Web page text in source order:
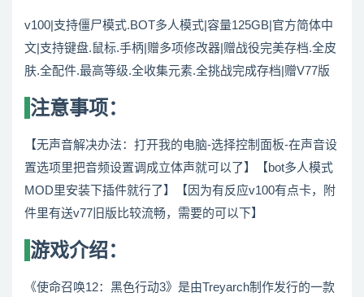
v100|支持僵尸模式.BOT多人模式|容量125GB|官方简体中
文|支持键盘.鼠标.手柄|赠多项修改器|赠战役完美存档.全皮
肤.全配件.最高等级.全收集元素.全挑战完成存档|赠V77版
注意事项：
【无声音解决办法：打开我的电脑-选择控制面板-在声音设
置选项里把音频设置调成立体声就可以了】【bot多人模式
MOD里安装下插件就行了】【因为有反应v100有点卡，附
件里有送v77旧版比较流畅，需要的可以下】
游戏介绍：
《使命召唤12：黑色行动3》是由Treyarch制作发行的一款